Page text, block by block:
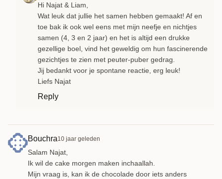
Hi Najat & Liam,
Wat leuk dat jullie het samen hebben gemaakt! Af en
toe bak ik ook wel eens met mijn neefje en nichtjes
samen (4, 3 en 2 jaar) en het is altijd een drukke
gezellige boel, vind het geweldig om hun fascinerende
gezichtjes te zien met peuter-puber gedrag.
Jij bedankt voor je spontane reactie, erg leuk!
Liefs Najat
Reply
Bouchra10 jaar geleden
Salam Najat,
Ik wil de cake morgen maken inchaallah.
Mijn vraag is, kan ik de chocolade door iets anders